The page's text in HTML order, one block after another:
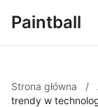
Paintball
Strona główna /
trendy w